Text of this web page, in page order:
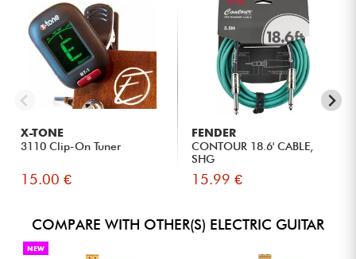
X-TONE
3110 Clip-On Tuner
15.00 €
FENDER
CONTOUR 18.6' CABLE,
SHG
15.99 €
COMPARE WITH OTHER(S) ELECTRIC GUITAR
NEW